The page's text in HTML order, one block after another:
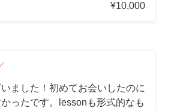
¥10,000
ました！初めてお会いしたのに
ったです。lessonも形式的なも